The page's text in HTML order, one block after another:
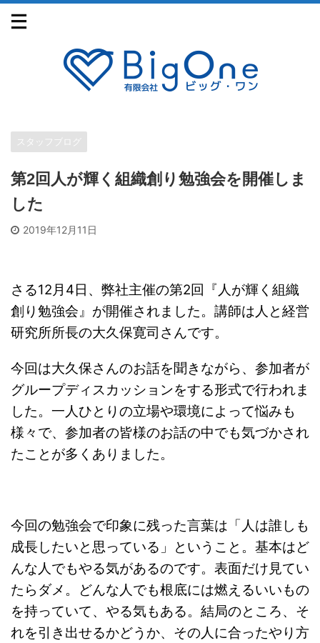
スタッフブログ
第2回人が輝く組織創り勉強会を開催しま
した
2019年12月11日
さる12月 4日、弊社主催の第2回『人が輝く組織
創り勉強会』が開催されました。講師は人と経営
研究所所長の大久保寛司さんです。
今回は大久保さんのお話を聞きながら、参加者が
グループディスカッションをする形式で行われま
した。一人ひとりの立場や環境によって悩みも
様々で、参加者の皆様のお話の中でも気づかされ
たことが多くありました。
今回の勉強会で印象に残った言葉は「人は誰しも
成長したいと思っている」ということ。基本はど
んな人でもやる気があるのです。表面だけ見てい
たらダメ。どんな人でも根底には燃えるいいもの
を持っていて、やる気もある。結局のところ、そ
れを引き出せるかどうか、その人に合ったやり方